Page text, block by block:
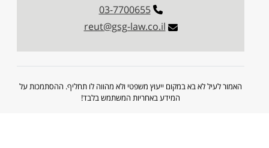
03-7700655
reut@gsg-law.co.il
האמור לעיל לא בא במקום ייעוץ משפטי ולא מהווה לו תחליף. ההסתמכות על
המידע באחריות המשתמש בלבד!